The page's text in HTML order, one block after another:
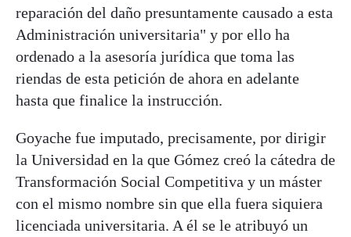
reparación del daño presuntamente causado a esta
Administración universitaria" y por ello ha
ordenado a la asesoría jurídica que toma las
riendas de esta petición de ahora en adelante
hasta que finalice la instrucción.
Goyache fue imputado, precisamente, por dirigir
la Universidad en la que Gómez creó la cátedra de
Transformación Social Competitiva y un máster
con el mismo nombre sin que ella fuera siquiera
licenciada universitaria. A él se le atribuyó un